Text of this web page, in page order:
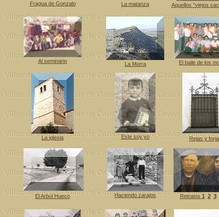
Fragua de Gonzalo La matanza Aquellos "viejos
Al seminario La Morra El baile de los
La iglesia Este soy yo Rejas y forja
El Arbol Hueco Haciendo zarajos Retratos1 2 3